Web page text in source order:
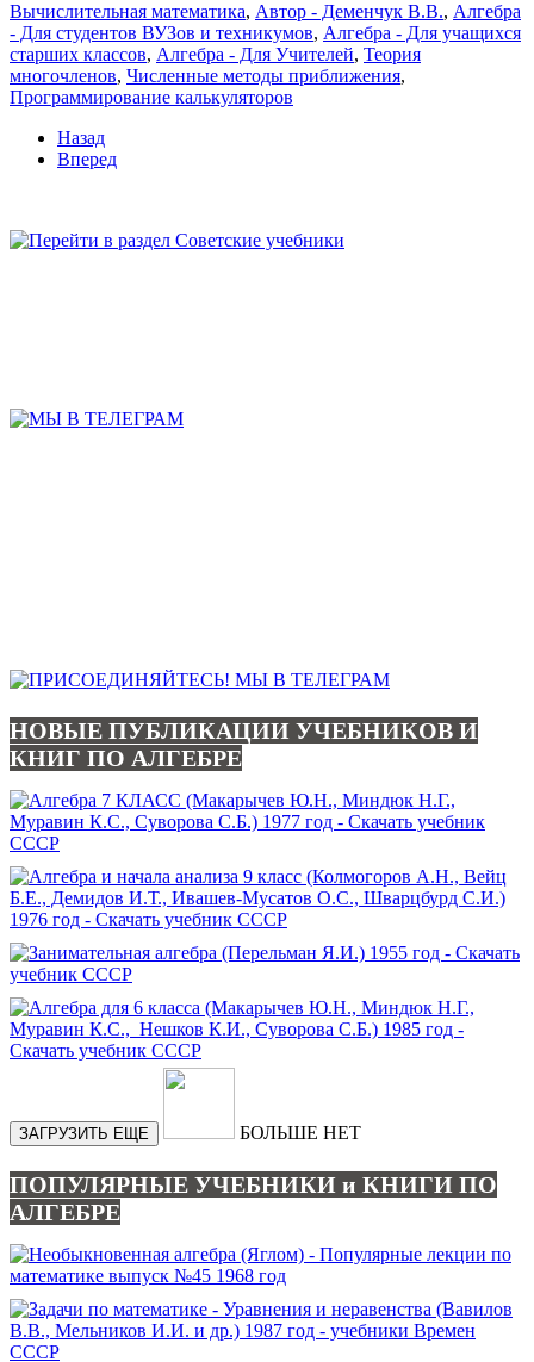
Вычислительная математика, Автор - Деменчук В.В., Алгебра
- Для студентов ВУЗов и техникумов, Алгебра - Для учащихся
старших классов, Алгебра - Для Учителей, Теория
многочленов, Численные методы приближения,
Программирование калькуляторов
Назад
Вперед
НОВЫЕ ПУБЛИКАЦИИ УЧЕБНИКОВ И
КНИГ ПО АЛГЕБРЕ
ЗАГРУЗИТЬ ЕЩЕ БОЛЬШЕ НЕТ
ПОПУЛЯРНЫЕ УЧЕБНИКИ и КНИГИ ПО
АЛГЕБРЕ